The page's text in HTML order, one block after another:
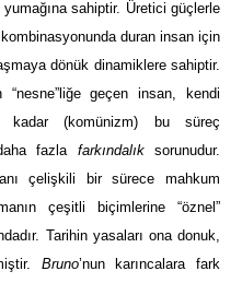
sahiptir. Üretici güçlerle
duran insan için
dönük dinamiklere sahiptir.
“nesne”liğe geçen insan, kendi
kadar (komünizm) bu süreç
fazla farkındalıksorunudur.
çelişkili bir sürece mahkum
çeşitli biçimlerine “öznel”
Tarihin yasaları ona donuk,
Bruno’nun karıncalara fark